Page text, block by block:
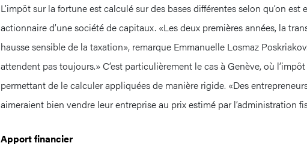
L’impôt sur la fortune est calculé sur des bases différentes selon qu’on
actionnaire d’une société de capitaux. «Les deux premières années, la
hausse sensible de la taxation», remarque Emmanuelle Losmaz
attendent pas toujours.» C’est particulièrement le cas à Genève, où
permettant de le calculer appliquées de manière rigide. «Des
aimeraient bien vendre leur entreprise au prix estimé par l’administration
Apport financier